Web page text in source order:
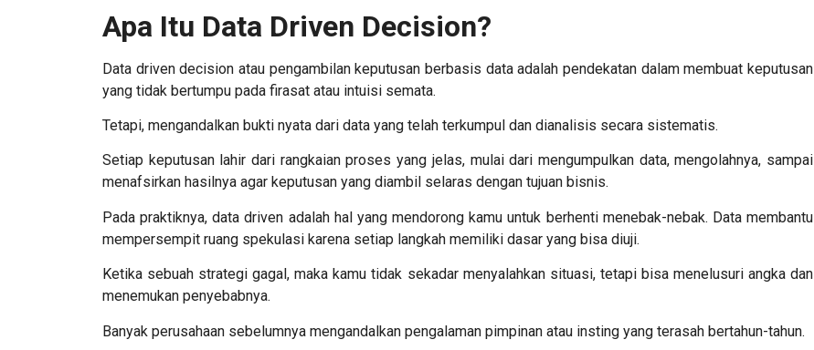
Apa Itu Data Driven Decision?
Data driven decision atau pengambilan keputusan berbasis data adalah pendekatan dalam membuat keputusan
yang tidak bertumpu pada firasat atau intuisi semata.
Tetapi, mengandalkan bukti nyata dari data yang telah terkumpul dan dianalisis secara sistematis.
Setiap keputusan lahir dari rangkaian proses yang jelas, mulai dari mengumpulkan data, mengolahnya, sampai
menafsirkan hasilnya agar keputusan yang diambil selaras dengan tujuan bisnis.
Pada praktiknya,data driven adalah hal yang mendorong kamu untuk berhenti menebak-nebak. Data membantu
mempersempit ruang spekulasi karena setiap langkah memiliki dasar yang bisa diuji.
Ketika sebuah strategi gagal, maka kamu tidak sekadar menyalahkan situasi, tetapi bisa menelusuri angka dan
menemukan penyebabnya.
Banyak perusahaan sebelumnya mengandalkan pengalaman pimpinan atau insting yang terasah bertahun-tahun.